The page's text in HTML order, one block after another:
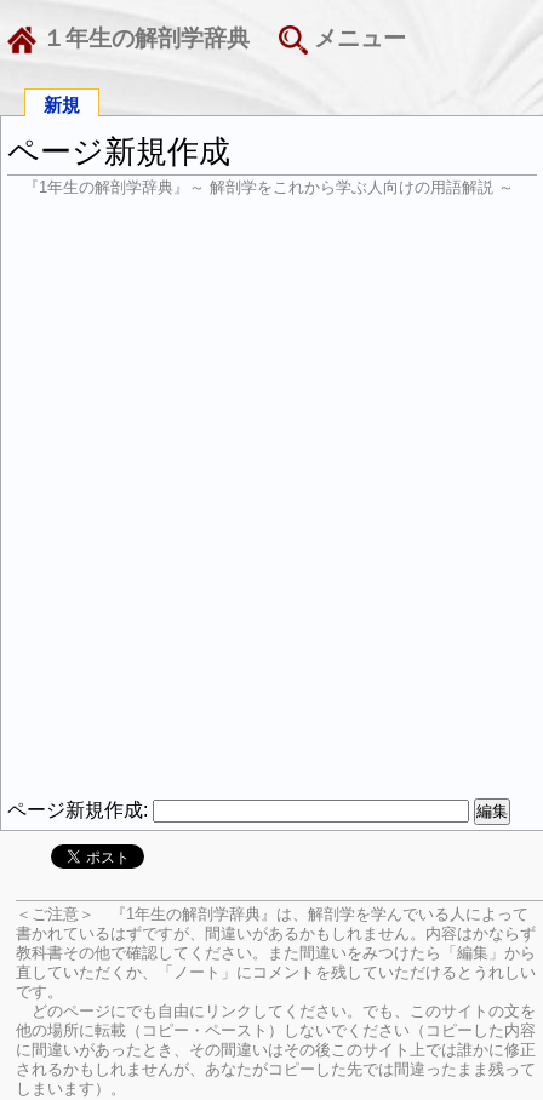
１年生の解剖学辞典 メニュー
新規
ページ新規作成
『1年生の解剖学辞典』～ 解剖学をこれから学ぶ人向けの用語解説 ～
ページ新規作成:
＜ご注意＞ 『1年生の解剖学辞典』は、解剖学を学んでいる人によって
書かれているはずですが、間違いがあるかもしれません。内容はかならず
教科書その他で確認してください。
また間違いをみつけたら「編集」から
直していただくか、「ノート」にコメントを残していただけるとうれしい
です。
どのページにでも自由にリンクしてください。でも、このサイトの文を
他の場所に転載（コピー・ペースト）しないでください（コピーした内容
に間違いがあったとき、その間違いはその後このサイト上では誰かに修正
されるかもしれませんが、あなたがコピーした先では間違ったまま残って
しまいます）。